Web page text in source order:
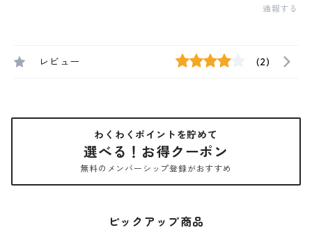
通報する
レビュー (2)
わくわくポイントを貯めて
選べる！お得クーポン
無料のメンバーシップ登録がおすすめ
ピックアップ商品